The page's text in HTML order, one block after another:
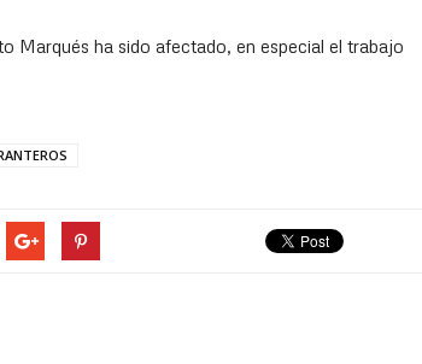
Marqués ha sido afectado, en especial el trabajo